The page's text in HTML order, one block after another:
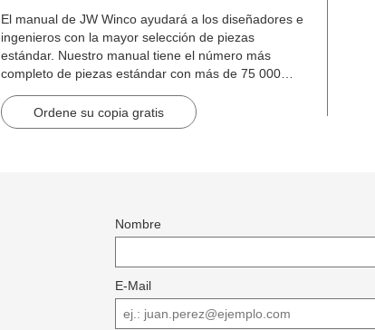
El manual de JW Winco ayudará a los diseñadores e
ingenieros con la mayor selección de piezas
estándar. Nuestro manual tiene el número más
completo de piezas estándar con más de 75 000
Ordene su copia gratis
Nombre
E-Mail